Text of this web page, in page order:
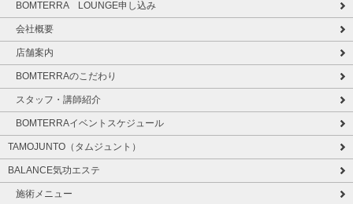
BOMTERRA LOUNGE申し込み
会社概要
店舗案内
BOMTERRAのこだわり
スタッフ・講師紹介
BOMTERRAイベントスケジュール
TAMOJUNTO（タムジュント）
BALANCE気功エステ
施術メニュー